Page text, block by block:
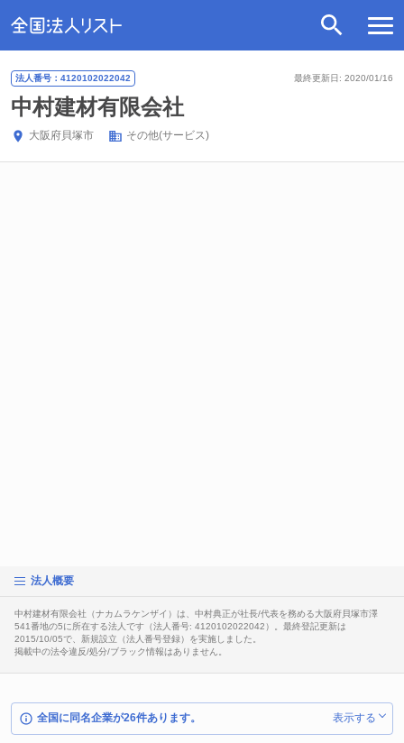
最終更新日: 2020/01/16
法人番号：4120102022042
中村建材有限会社
大阪府貝塚市 その他(サービス)
法人概要
中村建材有限会社（ナカムラケンザイ）は、中村典正が社長/代表を務める大阪府貝塚市澤
541番地の5に所在する法人です（法人番号: 4120102022042）。最終登記更新は
2015/10/05で、新規設立（法人番号登録）を実施しました。
掲載中の法令違反/処分/ブラック情報はありません。
全国に同名企業が26件あります。 表示する